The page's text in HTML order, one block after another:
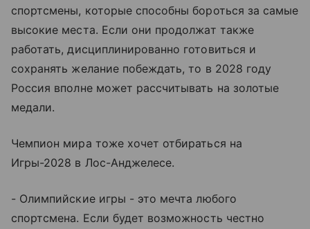
спортсмены, которые способны бороться за самые
высокие места. Если они продолжат также
работать, дисциплинированно готовиться и
сохранять желание побеждать, то в 2028 году
Россия вполне может рассчитывать на золотые
медали.
Чемпион мира тоже хочет отбираться на
Игры-2028 в Лос-Анджелесе.
- Олимпийские игры - это мечта любого
спортсмена. Если будет возможность честно